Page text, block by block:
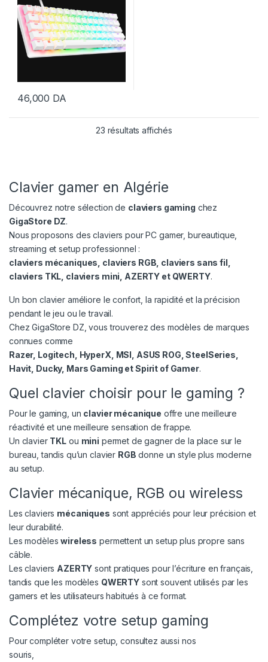
Clavier gamer en Algérie
Découvrez notre sélection de claviers gaming chez
GigaStore DZ.
Nous proposons des claviers pour PC gamer, bureautique,
streaming et setup professionnel :
claviers mécaniques, claviers RGB, claviers sans fil,
claviers TKL, claviers mini, AZERTY et QWERTY.
Un bon clavier améliore le confort, la rapidité et la précision
pendant le jeu ou le travail.
Chez GigaStore DZ, vous trouverez des modèles de marques
connues comme
Razer, Logitech, HyperX, MSI, ASUS ROG, SteelSeries,
Havit, Ducky, Mars Gaming et Spirit of Gamer.
Quel clavier choisir pour le gaming ?
Pour le gaming, un clavier mécanique offre une meilleure
réactivité et une meilleure sensation de frappe.
Un clavier TKL ou mini permet de gagner de la place sur le
bureau, tandis qu’un clavier RGB donne un style plus moderne
au setup.
Clavier mécanique, RGB ou wireless
Les claviers mécaniques sont appréciés pour leur précision et
leur durabilité.
Les modèleswireless permettent un setup plus propre sans
câble.
Les claviers AZERTY sont pratiques pour l’écriture en français,
tandis que les modèles QWERTYsont souvent utilisés par les
gamers et les utilisateurs habitués à ce format.
Complétez votre setup gaming
Pour compléter votre setup, consultez aussi nos
souris,
46,000 DA
23 résultats affichés